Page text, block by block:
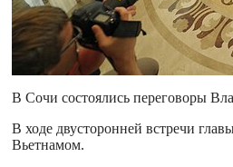
В Сочи состоялись переговоры
В ходе двусторонней встречи
Вьетнамом.